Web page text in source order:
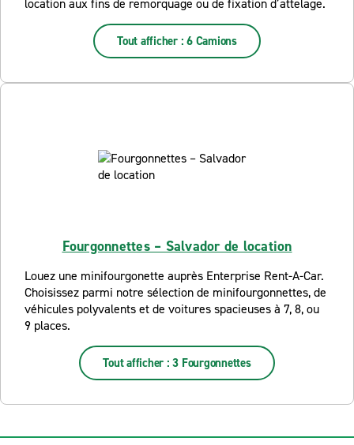
location aux fins de remorquage ou de fixation d’attelage.
Tout afficher : 6 Camions
Fourgonnettes – Salvador de location
Louez une minifourgonette auprès Enterprise Rent-A-Car.
Choisissez parmi notre sélection de minifourgonnettes, de
véhicules polyvalents et de voitures spacieuses à 7, 8, ou
9 places.
Tout afficher : 3 Fourgonnettes